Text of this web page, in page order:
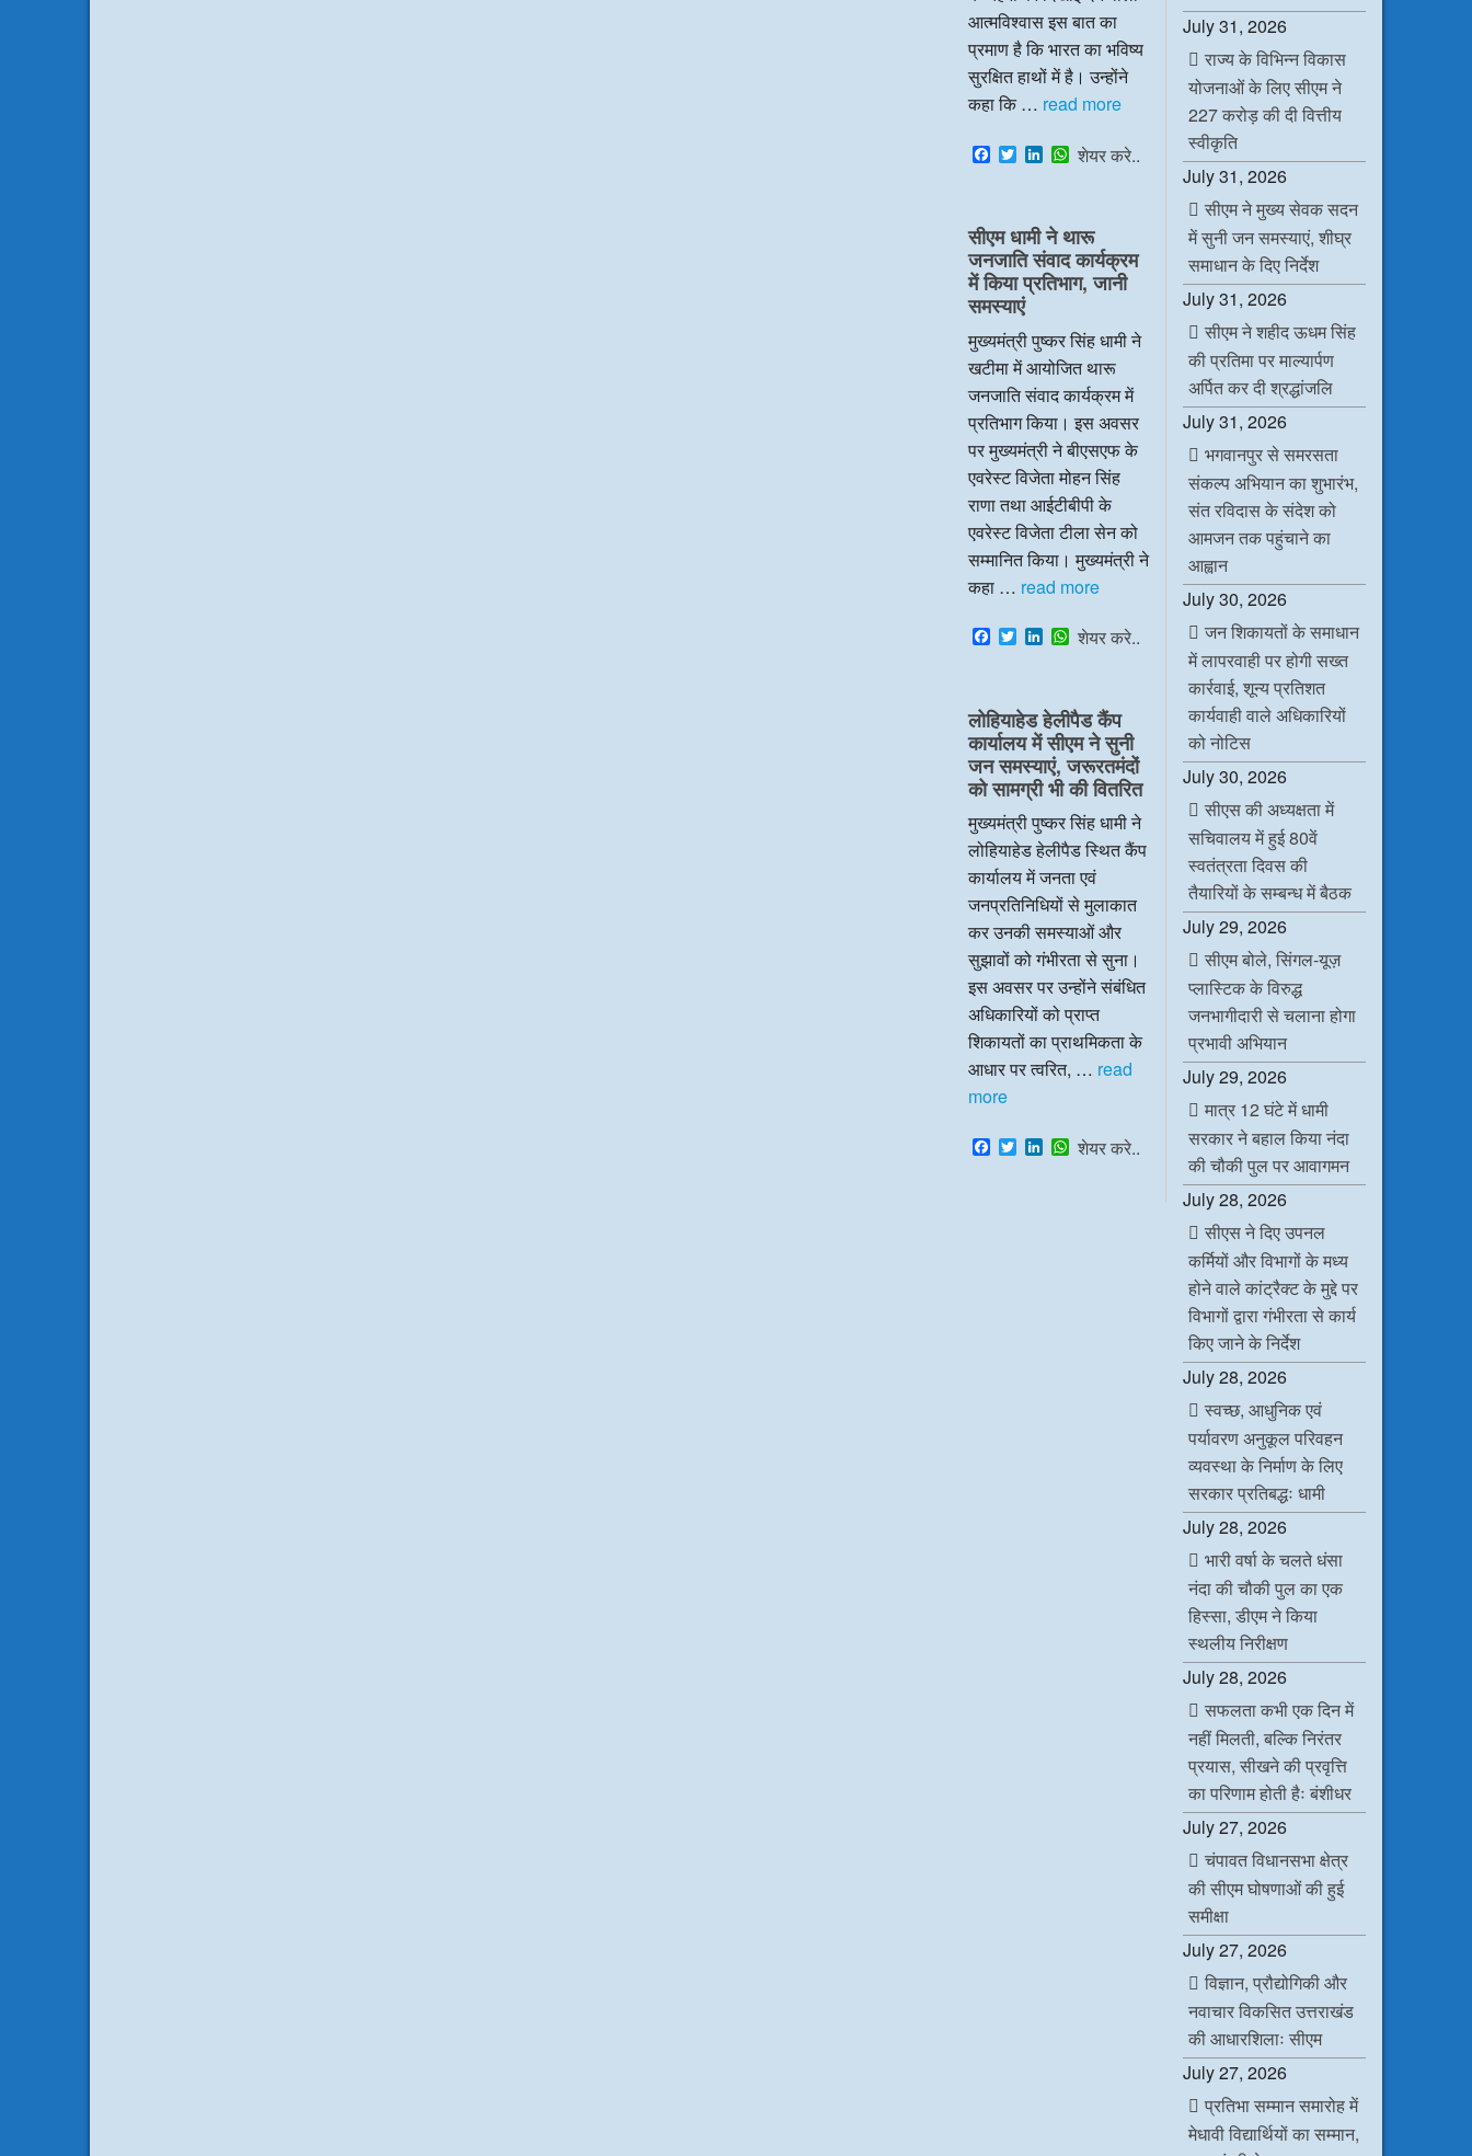
आत्मविश्वास इस बात का
प्रमाण है कि भारत का भविष्य
सुरक्षित हाथों में है। उन्होंने
कहा कि … read more
F
a
o
o
k
T
w
e
r
L
i
e
d
I
n
W
h
A
p
p
शेयर करे..
सीएम धामी ने थारू
जनजाति संवाद कार्यक्रम
में किया प्रतिभाग, जानी
समस्याएं
मुख्यमंत्री पुष्कर सिंह धामी ने
खटीमा में आयोजित थारू
जनजाति संवाद कार्यक्रम में
प्रतिभाग किया। इस अवसर
पर मुख्यमंत्री ने बीएसएफ के
एवरेस्ट विजेता मोहन सिंह
राणा तथा आईटीबीपी के
एवरेस्ट विजेता टीला सेन को
सम्मानित किया। मुख्यमंत्री ने
कहा … read more
F
a
b
o
o
k
T
w
t
e
r
L
i
e
d
I
n
W
h
s
A
p
p
शेयर करे..
लोहियाहेड हेलीपैड कैंप
कार्यालय में सीएम ने सुनी
जन समस्याएं, जरूरतमंदों
को सामग्री भी की वितरित
मुख्यमंत्री पुष्कर सिंह धामी ने
लोहियाहेड हेलीपैड स्थित कैंप
कार्यालय में जनता एवं
जनप्रतिनिधियों से मुलाकात
कर उनकी समस्याओं और
सुझावों को गंभीरता से सुना।
इस अवसर पर उन्होंने संबंधित
अधिकारियों को प्राप्त
शिकायतों का प्राथमिकता के
आधार पर त्वरित, … read
more
F
a
T
w
L
i
W
h
शेयर करे..
July 31, 2026
राज्य के विभिन्न विकास
योजनाओं के लिए सीएम ने
227 करोड़ की दी वित्तीय
स्वीकृति
July 31, 2026
सीएम ने मुख्य सेवक सदन
में सुनी जन समस्याएं, शीघ्र
समाधान के दिए निर्देश
July 31, 2026
सीएम ने शहीद ऊधम सिंह
की प्रतिमा पर माल्यार्पण
अर्पित कर दी श्रद्धांजलि
July 31, 2026
भगवानपुर से समरसता
संकल्प अभियान का शुभारंभ,
संत रविदास के संदेश को
आमजन तक पहुंचाने का
आह्वान
July 30, 2026
जन शिकायतों के समाधान
में लापरवाही पर होगी सख्त
कार्रवाई, शून्य प्रतिशत
कार्यवाही वाले अधिकारियों
को नोटिस
July 30, 2026
सीएस की अध्यक्षता में
सचिवालय में हुई 80वें
स्वतंत्रता दिवस की
तैयारियों के सम्बन्ध में बैठक
July 29, 2026
सीएम बोले, सिंगल-यूज़
प्लास्टिक के विरुद्ध
जनभागीदारी से चलाना होगा
प्रभावी अभियान
July 29, 2026
मात्र 12 घंटे में धामी
सरकार ने बहाल किया नंदा
की चौकी पुल पर आवागमन
July 28, 2026
सीएस ने दिए उपनल
कर्मियों और विभागों के मध्य
होने वाले कांट्रैक्ट के मुद्दे पर
विभागों द्वारा गंभीरता से कार्य
किए जाने के निर्देश
July 28, 2026
स्वच्छ, आधुनिक एवं
पर्यावरण अनुकूल परिवहन
व्यवस्था के निर्माण के लिए
सरकार प्रतिबद्धः धामी
July 28, 2026
भारी वर्षा के चलते धंसा
नंदा की चौकी पुल का एक
हिस्सा, डीएम ने किया
स्थलीय निरीक्षण
July 28, 2026
सफलता कभी एक दिन में
नहीं मिलती, बल्कि निरंतर
प्रयास, सीखने की प्रवृत्ति
का परिणाम होती हैः बंशीधर
July 27, 2026
चंपावत विधानसभा क्षेत्र
की सीएम घोषणाओं की हुई
समीक्षा
July 27, 2026
विज्ञान, प्रौद्योगिकी और
नवाचार विकसित उत्तराखंड
की आधारशिलाः सीएम
July 27, 2026
प्रतिभा सम्मान समारोह में
मेधावी विद्यार्थियों का सम्मान,